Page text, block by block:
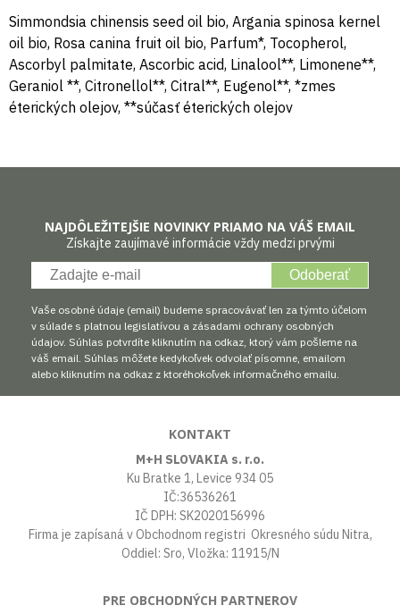
Simmondsia chinensis seed oil bio, Argania spinosa kernel
oil bio, Rosa canina fruit oil bio, Parfum*, Tocopherol,
Ascorbyl palmitate, Ascorbic acid, Linalool**, Limonene**,
Geraniol **, Citronellol**, Citral**, Eugenol**, *zmes
éterických olejov, **súčasť éterických olejov
NAJDÔLEŽITEJŠIE NOVINKY PRIAMO NA VÁŠ EMAIL
Získajte zaujímavé informácie vždy medzi prvými
Odoberať
Vaše osobné údaje (email) budeme spracovávať len za týmto účelom
v súlade s platnou legislatívou a zásadami ochrany osobných
údajov. Súhlas potvrdíte kliknutím na odkaz, ktorý vám pošleme na
váš email. Súhlas môžete kedykoľvek odvolať písomne, emailom
alebo kliknutím na odkaz z ktoréhokoľvek informačného emailu.
KONTAKT
M+H SLOVAKIA s. r.o.
Ku Bratke 1, Levice 934 05
IČ:36536261
IČ DPH: SK2020156996
Firma je zapísaná v Obchodnom registri Okresného súdu Nitra,
Oddiel: Sro, Vložka: 11915/N
PRE OBCHODNÝCH PARTNEROV